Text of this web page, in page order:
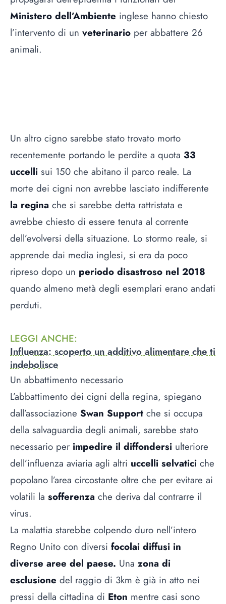
Ministero dell’Ambiente inglese hanno chiesto
l’intervento di un veterinario per abbattere 26
animali.
Un altro cigno sarebbe stato trovato morto
recentemente portando le perdite a quota 33
uccelli sui 150 che abitano il parco reale. La
morte dei cigni non avrebbe lasciato indifferente
la regina che si sarebbe detta rattristata e
avrebbe chiesto di essere tenuta al corrente
dell’evolversi della situazione. Lo stormo reale, si
apprende dai media inglesi, si era da poco
ripreso dopo un periodo disastroso nel 2018
quando almeno metà degli esemplari erano andati
perduti.
LEGGI ANCHE:
Influenza: scoperto un additivo alimentare che ti
indebolisce
Un abbattimento necessario
L’abbattimento dei cigni della regina, spiegano
dall’associazione Swan Support che si occupa
della salvaguardia degli animali, sarebbe stato
necessario per impedire il diffondersi ulteriore
dell’influenza aviaria agli altri uccelli selvatici che
popolano l’area circostante oltre che per evitare ai
volatili la sofferenza che deriva dal contrarre il
virus.
La malattia starebbe colpendo duro nell’intero
Regno Unito con diversi focolai diffusi in
diverse aree del paese. Una zona di
esclusione del raggio di 3km è già in atto nei
pressi della cittadina di Eton mentre casi sono